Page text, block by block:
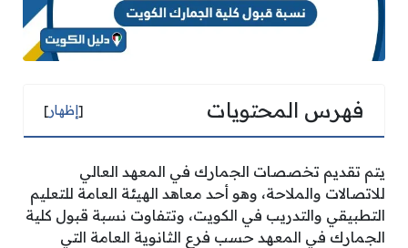
فهرس المحتويات [إظهار]
يتم تقديم تخصصات الجمارك في المعهد العالي
للاتصالات والملاحة، وهو أحد معاهد الهيئة العامة للتعليم
التطبيقي والتدريب في الكويت، وتتفاوت نسبة قبول كلية
الجمارك في المعهد حسب فرع الثانوية العامة التي